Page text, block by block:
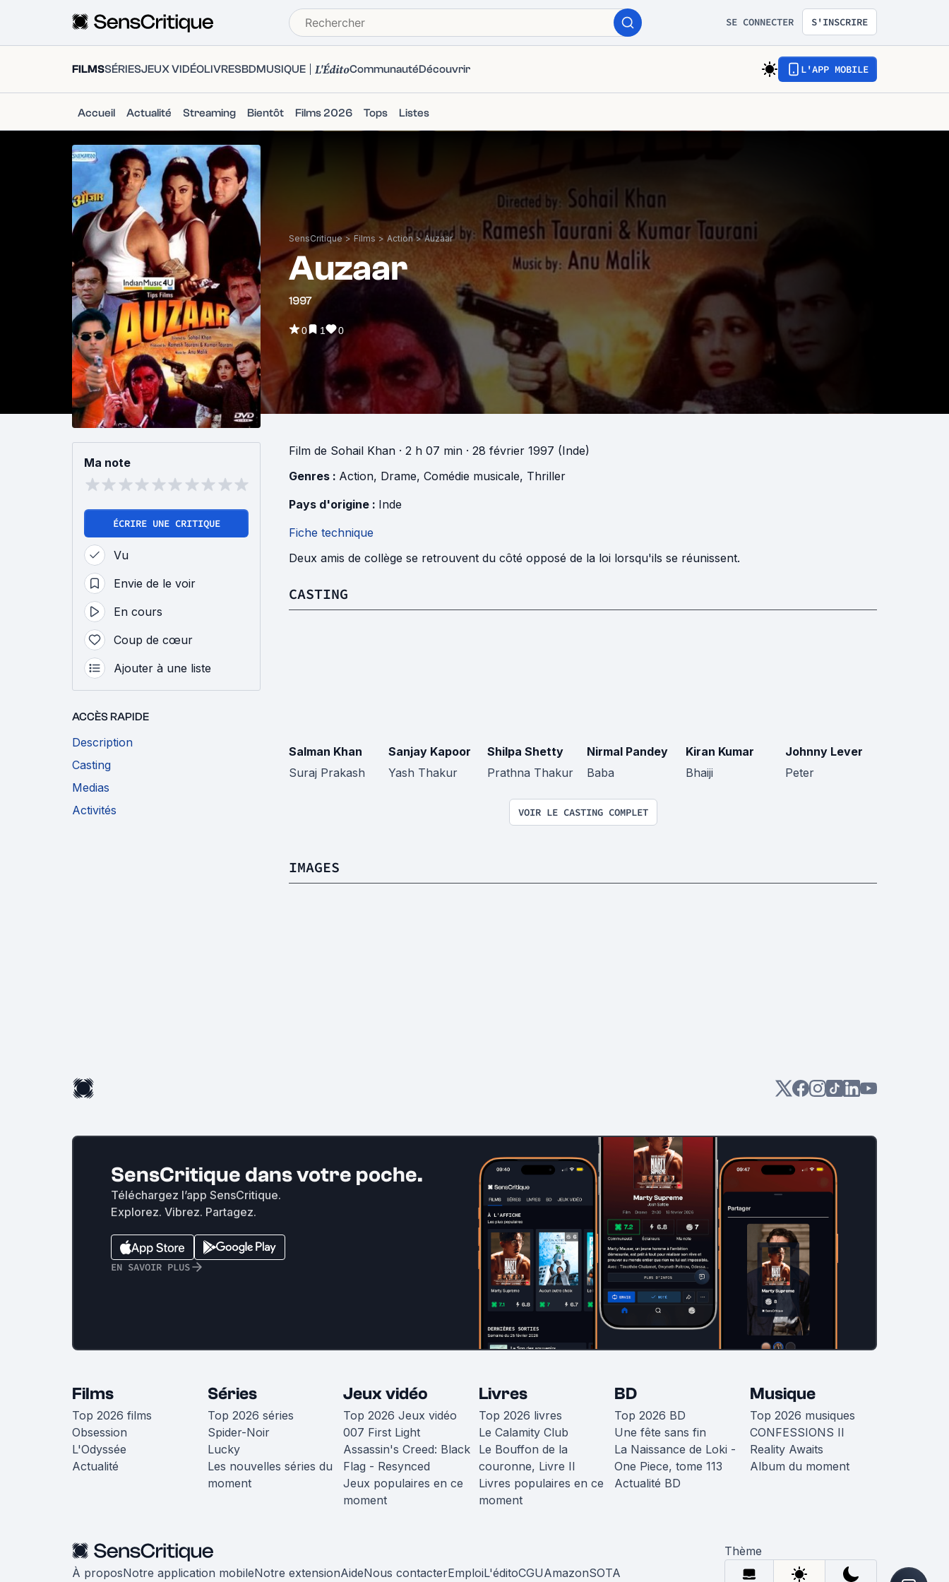
SE CONNECTER S'INSCRIRE
FILMSSÉRIESJEUX VIDÉOLIVRESBDMUSIQUE L'ÉditoCommunautéDécouvrir L'APP MOBILE
Accueil Actualité Streaming Bientôt Films 2026 Tops Listes
SensCritique > Films > Action > Auzaar
Auzaar
1997
0 1 0
Ma note
ÉCRIRE UNE CRITIQUE
Vu
Envie de le voir
En cours
Coup de cœur
Ajouter à une liste
ACCÈS RAPIDE
Description
Casting
Medias
Activités
Film de Sohail Khan · 2 h 07 min · 28 février 1997 (Inde)
Genres : Action, Drame, Comédie musicale, Thriller
Pays d'origine : Inde
Fiche technique
Deux amis de collège se retrouvent du côté opposé de la loi lorsqu'ils se réunissent.
CASTING
Salman Khan
Suraj Prakash
Sanjay Kapoor
Yash Thakur
Shilpa Shetty
Prathna Thakur
Nirmal Pandey
Baba
Kiran Kumar
Bhaiji
Johnny Lever
Peter
VOIR LE CASTING COMPLET
IMAGES
SensCritique dans votre poche.
Téléchargez l’app SensCritique.
Explorez. Vibrez. Partagez.
EN SAVOIR PLUS
Films
Top 2026 films
Obsession
L'Odyssée
Actualité
Séries
Top 2026 séries
Spider-Noir
Lucky
Les nouvelles séries du
moment
Jeux vidéo
Top 2026 Jeux vidéo
007 First Light
Assassin's Creed: Black
Flag - Resynced
Jeux populaires en ce
moment
Livres
Top 2026 livres
Le Calamity Club
Le Bouffon de la
couronne, Livre II
Livres populaires en ce
moment
BD
Top 2026 BD
Une fête sans fin
La Naissance de Loki -
One Piece, tome 113
Actualité BD
Musique
Top 2026 musiques
CONFESSIONS II
Reality Awaits
Album du moment
À proposNotre application mobileNotre extensionAideNous contacterEmploiL'éditoCGUAmazonSOTA
Thème